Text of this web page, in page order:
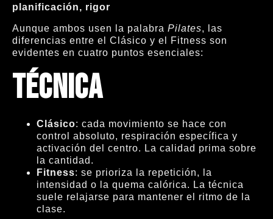
planificación, rigor
Aunque ambos usen la palabra Pilates, las
diferencias entre el Clásico y el Fitness son
evidentes en cuatro puntos esenciales:
Técnica
Clásico: cada movimiento se hace con
control absoluto, respiración específica y
activación del centro. La calidad prima sobre
la cantidad.
Fitness: se prioriza la repetición, la
intensidad o la quema calórica. La técnica
suele relajarse para mantener el ritmo de la
clase.